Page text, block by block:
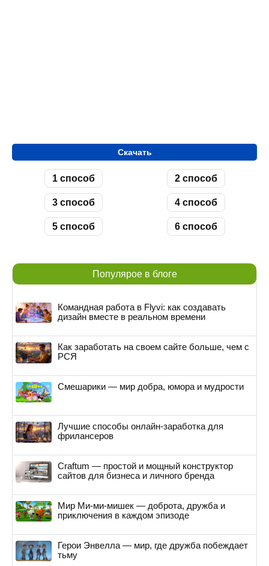
Скачать
1 способ 2 способ
3 способ 4 способ
5 способ 6 способ
Популярое в блоге
Командная работа в Flyvi: как создавать
дизайн вместе в реальном времени
Как заработать на своем сайте больше, чем с
РСЯ
Смешарики — мир добра, юмора и мудрости
Лучшие способы онлайн-заработка для
фрилансеров
Craftum — простой и мощный конструктор
сайтов для бизнеса и личного бренда
Мир Ми-ми-мишек — доброта, дружба и
приключения в каждом эпизоде
Герои Энвелла — мир, где дружба побеждает
тьму